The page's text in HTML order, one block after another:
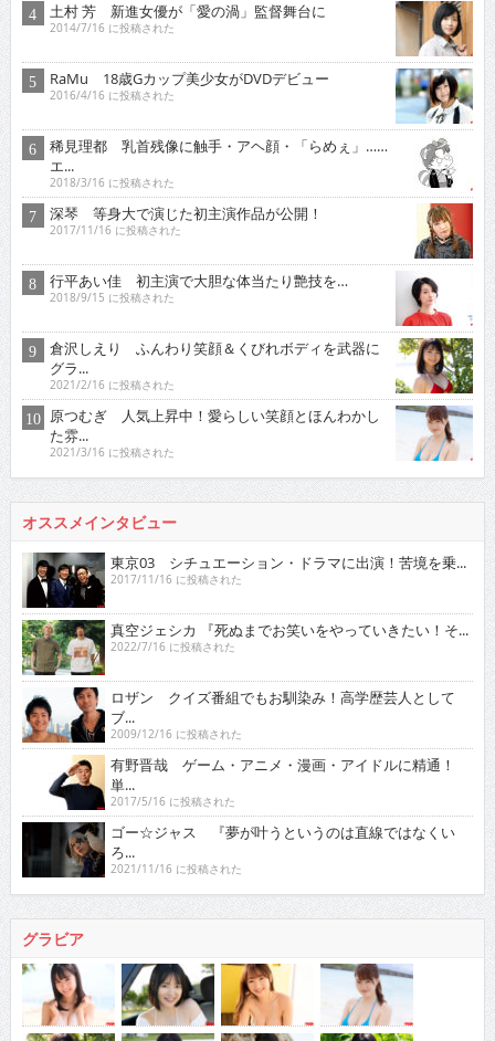
土村 芳 新進女優が「愛の渦」監督舞台に
2014/7/16 に投稿された
RaMu 18歳Gカップ美少女がDVDデビュー
2016/4/16 に投稿された
稀見理都 乳首残像に触手・アヘ顔・「らめぇ」……
エ...
2018/3/16 に投稿された
深琴 等身大で演じた初主演作品が公開！
2017/11/16 に投稿された
行平あい佳 初主演で大胆な体当たり艶技を…
2018/9/15 に投稿された
倉沢しえり ふんわり笑顔＆くびれボディを武器に
グラ...
2021/2/16 に投稿された
原つむぎ 人気上昇中！愛らしい笑顔とほんわかし
た雰...
2021/3/16 に投稿された
オススメインタビュー
東京03 シチュエーション・ドラマに出演！苦境を乗...
2017/11/16 に投稿された
真空ジェシカ 『死ぬまでお笑いをやっていきたい！そ...
2022/7/16 に投稿された
ロザン クイズ番組でもお馴染み！高学歴芸人として
ブ...
2009/12/16 に投稿された
有野晋哉 ゲーム・アニメ・漫画・アイドルに精通！
単...
2017/5/16 に投稿された
ゴー☆ジャス 『夢が叶うというのは直線ではなくい
ろ...
2021/11/16 に投稿された
グラビア